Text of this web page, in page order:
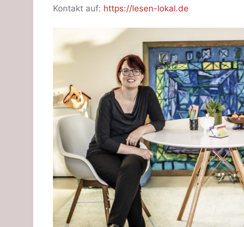
Kontakt auf: https://lesen-lokal.de